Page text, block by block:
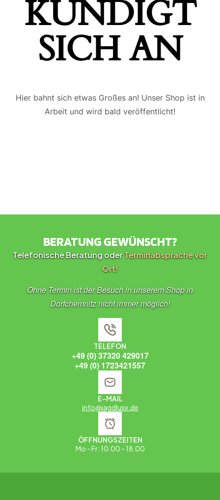
ÜNDIGT S
ICH AN
Hier bahnt sich etwas Großes an! Unser Shop ist in
Arbeit und wird bald veröffentlicht!
BERATUNG GEWÜNSCHT?
Telefonische Beratung oderTerminabsprache vor
Ort!
Ohne Termin ist der Besuch in unserem Shop in
Dorfchemnitz nicht immer möglich!
TELEFON
+49 (0) 37320 429017
+49 (0) 1723421557
E-MAIL
info@jagdluxx.de
ÖFFNUNGSZEITEN
Mo - Fr: 10.00 - 18.00